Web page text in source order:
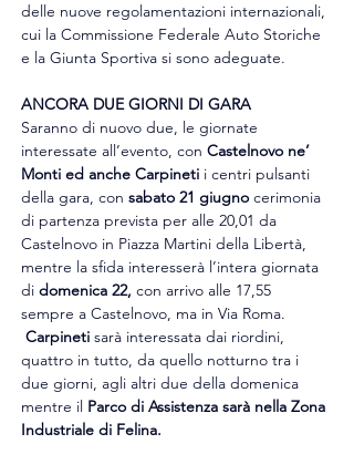
delle nuove regolamentazioni internazionali,
cui la Commissione Federale Auto Storiche
e la Giunta Sportiva si sono adeguate.
ANCORA DUE GIORNI DI GARA
Saranno di nuovo due, le giornate
interessate all’evento, con Castelnovo ne’
Monti ed anche Carpineti i centri pulsanti
della gara, con sabato 21 giugno cerimonia
di partenza prevista per alle 20,01 da
Castelnovo in Piazza Martini della Libertà,
mentre la sfida interesserà l’intera giornata
di domenica 22, con arrivo alle 17,55
sempre a Castelnovo, ma in Via Roma.
Carpineti sarà interessata dai riordini,
quattro in tutto, da quello notturno tra i
due giorni, agli altri due della domenica
mentre il Parco di Assistenza sarà nella Zona
Industriale di Felina.